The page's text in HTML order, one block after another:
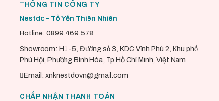
THÔNG TIN CÔNG TY
Nestdo – Tổ Yến Thiên Nhiên
Hotline: 0899.469.578
Showroom: H1-5, Đường số 3, KDC Vĩnh Phú 2, Khu phố
Phú Hội, Phường Bình Hòa, Tp Hồ Chí Minh, Việt Nam
Email: xnknestdovn@gmail.com
CHẤP NHẬN THANH TOÁN